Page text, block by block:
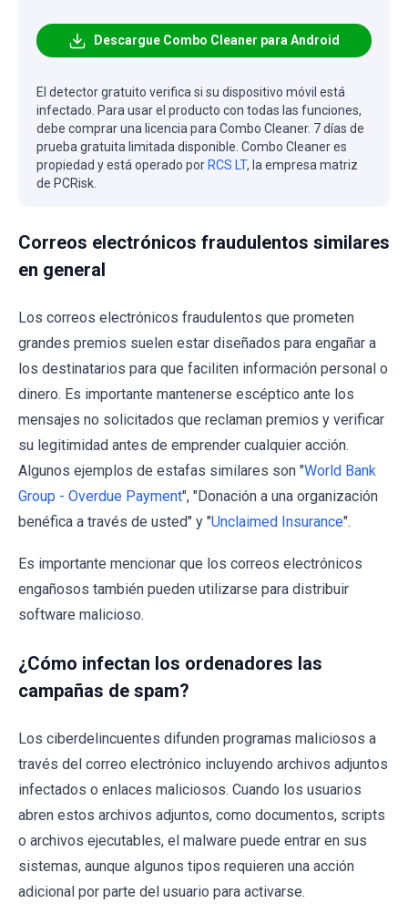
Descargue Combo Cleaner para Android
El detector gratuito verifica si su dispositivo móvil está
infectado. Para usar el producto con todas las funciones,
debe comprar una licencia para Combo Cleaner. 7 días de
prueba gratuita limitada disponible. Combo Cleaner es
propiedad y está operado por RCS LT, la empresa matriz
de PCRisk.
Correos electrónicos fraudulentos similares
en general
Los correos electrónicos fraudulentos que prometen
grandes premios suelen estar diseñados para engañar a
los destinatarios para que faciliten información personal o
dinero. Es importante mantenerse escéptico ante los
mensajes no solicitados que reclaman premios y verificar
su legitimidad antes de emprender cualquier acción.
Algunos ejemplos de estafas similares son "World Bank
Group - Overdue Payment", "Donación a una organización
benéfica a través de usted" y "Unclaimed Insurance".
Es importante mencionar que los correos electrónicos
engañosos también pueden utilizarse para distribuir
software malicioso.
¿Cómo infectan los ordenadores las
campañas de spam?
Los ciberdelincuentes difunden programas maliciosos a
través del correo electrónico incluyendo archivos adjuntos
infectados o enlaces maliciosos. Cuando los usuarios
abren estos archivos adjuntos, como documentos, scripts
o archivos ejecutables, el malware puede entrar en sus
sistemas, aunque algunos tipos requieren una acción
adicional por parte del usuario para activarse.